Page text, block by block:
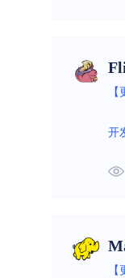
开